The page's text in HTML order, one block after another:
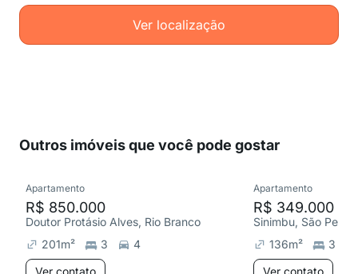
Ver localização
Outros imóveis que você pode gostar
Apartamento
R$ 850.000
Doutor Protásio Alves, Rio Branco
201m² 3
4
Ver contato
Apartamento
R$ 349.000
Sinimbu, São
136m²
3
Ver contato